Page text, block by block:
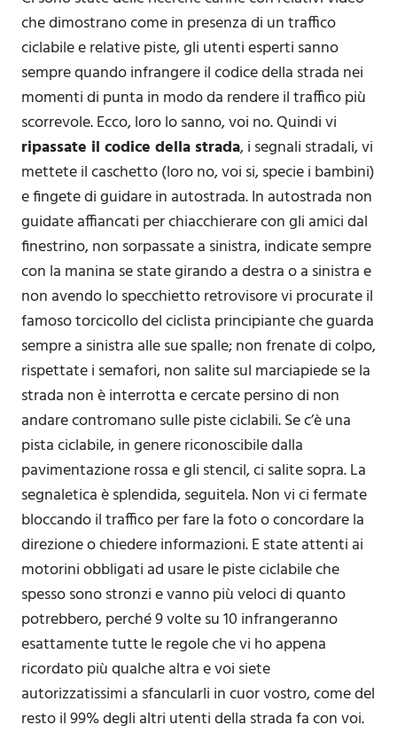
che dimostrano come in presenza di un traffico
ciclabile e relative piste, gli utenti esperti sanno
sempre quando infrangere il codice della strada nei
momenti di punta in modo da rendere il traffico più
scorrevole. Ecco, loro lo sanno, voi no. Quindi vi
ripassate il codice della strada, i segnali stradali, vi
mettete il caschetto (loro no, voi si, specie i bambini)
e fingete di guidare in autostrada. In autostrada non
guidate affiancati per chiacchierare con gli amici dal
finestrino, non sorpassate a sinistra, indicate sempre
con la manina se state girando a destra o a sinistra e
non avendo lo specchietto retrovisore vi procurate il
famoso torcicollo del ciclista principiante che guarda
sempre a sinistra alle sue spalle; non frenate di colpo,
rispettate i semafori, non salite sul marciapiede se la
strada non è interrotta e cercate persino di non
andare contromano sulle piste ciclabili. Se c’è una
pista ciclabile, in genere riconoscibile dalla
pavimentazione rossa e gli stencil, ci salite sopra. La
segnaletica è splendida, seguitela. Non vi ci fermate
bloccando il traffico per fare la foto o concordare la
direzione o chiedere informazioni. E state attenti ai
motorini obbligati ad usare le piste ciclabile che
spesso sono stronzi e vanno più veloci di quanto
potrebbero, perché 9 volte su 10 infrangeranno
esattamente tutte le regole che vi ho appena
ricordato più qualche altra e voi siete
autorizzatissimi a sfancularli in cuor vostro, come del
resto il 99% degli altri utenti della strada fa con voi.